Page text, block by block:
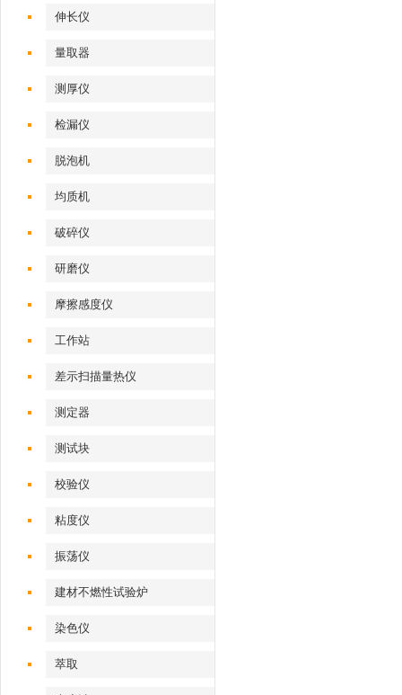
伸长仪
量取器
测厚仪
检漏仪
脱泡机
均质机
破碎仪
研磨仪
摩擦感度仪
工作站
差示扫描量热仪
测定器
测试块
校验仪
粘度仪
振荡仪
建材不燃性试验炉
染色仪
萃取